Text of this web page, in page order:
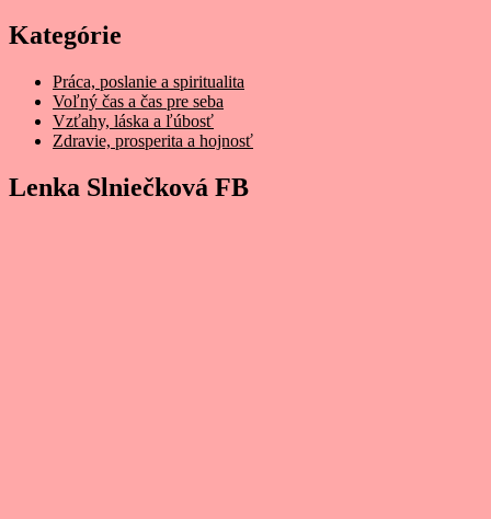
Kategórie
Práca, poslanie a spiritualita
Voľný čas a čas pre seba
Vzťahy, láska a ľúbosť
Zdravie, prosperita a hojnosť
Lenka Slniečková FB